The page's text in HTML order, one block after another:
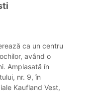
ca un centru
având o
Amplasată în
nr. 9, în
Kaufland Vest,